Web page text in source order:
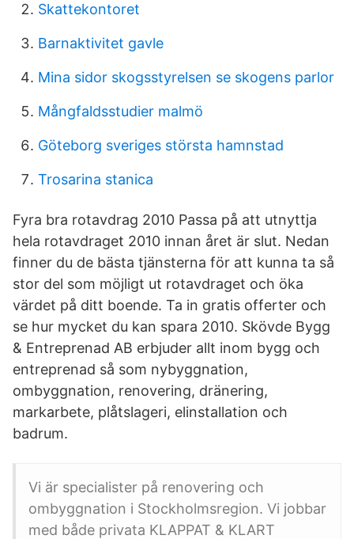
Skattekontoret
Barnaktivitet gavle
Mina sidor skogsstyrelsen se skogens parlor
Mångfaldsstudier malmö
Göteborg sveriges största hamnstad
Trosarina stanica
Fyra bra rotavdrag 2010 Passa på att utnyttja
hela rotavdraget 2010 innan året är slut. Nedan
finner du de bästa tjänsterna för att kunna ta så
stor del som möjligt ut rotavdraget och öka
värdet på ditt boende. Ta in gratis offerter och
se hur mycket du kan spara 2010. Skövde Bygg
& Entreprenad AB erbjuder allt inom bygg och
entreprenad så som nybyggnation,
ombyggnation, renovering, dränering,
markarbete, plåtslageri, elinstallation och
badrum.
Vi är specialister på renovering och
ombyggnation i Stockholmsregion. Vi jobbar
med både privata KLAPPAT & KLART